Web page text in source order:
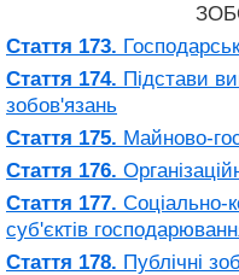
Стаття 173.
Стаття 174. Підстави
зобов'язань
Стаття 175. Майново-
Стаття 176.
Стаття 177. Соціально-
суб'єктів
Стаття 178. Публічні